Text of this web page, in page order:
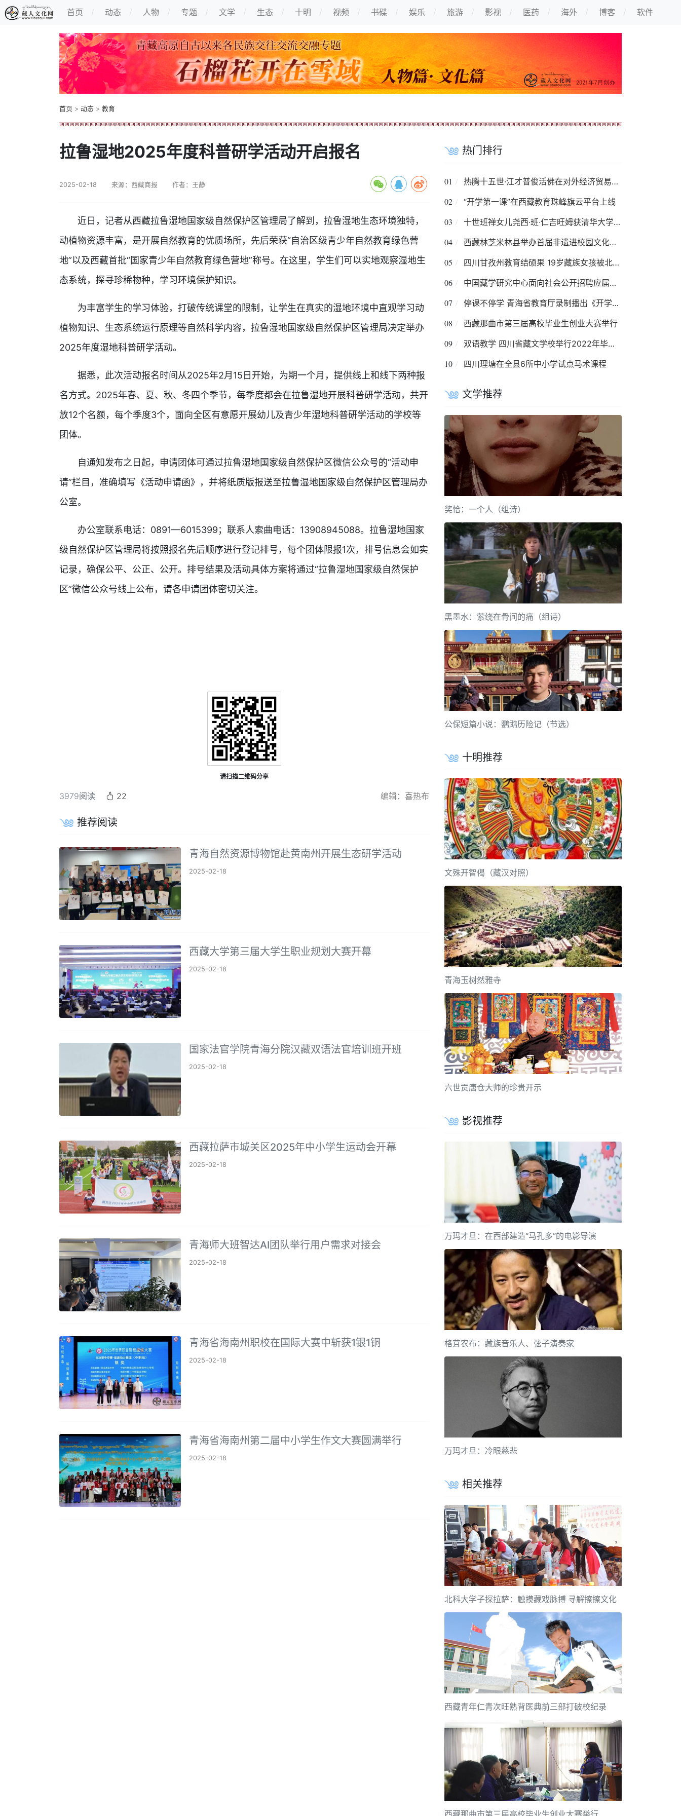
首页 动态 人物 专题 文学 生态 十明 视频 书碟 娱乐 旅游 影视 医药 海外 博客 软件
首页 > 动态 > 教育
拉鲁湿地2025年度科普研学活动开启报名
2025-02-18 来源：西藏商报 作者：王静
近日，记者从西藏拉鲁湿地国家级自然保护区管理局了解到，拉鲁湿地生态环境独特，
动植物资源丰富，是开展自然教育的优质场所，先后荣获“自治区级青少年自然教育绿色营
地”以及西藏首批“国家青少年自然教育绿色营地”称号。在这里，学生们可以实地观察湿地生
态系统，探寻珍稀物种，学习环境保护知识。
为丰富学生的学习体验，打破传统课堂的限制，让学生在真实的湿地环境中直观学习动
植物知识、生态系统运行原理等自然科学内容，拉鲁湿地国家级自然保护区管理局决定举办
2025年度湿地科普研学活动。
据悉，此次活动报名时间从2025年2月15日开始，为期一个月，提供线上和线下两种报
名方式。2025年春、夏、秋、冬四个季节，每季度都会在拉鲁湿地开展科普研学活动，共开
放12个名额，每个季度3个，面向全区有意愿开展幼儿及青少年湿地科普研学活动的学校等
团体。
自通知发布之日起，申请团体可通过拉鲁湿地国家级自然保护区微信公众号的“活动申
请”栏目，准确填写《活动申请函》，并将纸质版报送至拉鲁湿地国家级自然保护区管理局办
公室。
办公室联系电话：0891—6015399；联系人索曲电话：13908945088。拉鲁湿地国家
级自然保护区管理局将按照报名先后顺序进行登记排号，每个团体限报1次，排号信息会如实
记录，确保公平、公正、公开。排号结果及活动具体方案将通过“拉鲁湿地国家级自然保护
区”微信公众号线上公布，请各申请团体密切关注。
请扫描二维码分享
3979阅读 22 编辑：喜热布
推荐阅读
青海自然资源博物馆赴黄南州开展生态研学活动
2025-02-18
西藏大学第三届大学生职业规划大赛开幕
2025-02-18
国家法官学院青海分院汉藏双语法官培训班开班
2025-02-18
西藏拉萨市城关区2025年中小学生运动会开幕
2025-02-18
青海师大班智达AI团队举行用户需求对接会
2025-02-18
青海省海南州职校在国际大赛中斩获1银1铜
2025-02-18
青海省海南州第二届中小学生作文大赛圆满举行
2025-02-18
热门排行
01 热腾十五世·江才普俊活佛在对外经济贸易大学讲座
02 “开学第一课”在西藏教育珠峰旗云平台上线
03 十世班禅女儿尧西·班·仁吉旺姆获清华大学金融学博士学位
04 西藏林芝米林县举办首届非遗进校园文化艺术节
05 四川甘孜州教育结硕果 19岁藏族女孩被北大录取
06 中国藏学研究中心面向社会公开招聘应届高校毕业生
07 停课不停学 青海省教育厅录制播出《开学第一课》
08 西藏那曲市第三届高校毕业生创业大赛举行
09 双语教学 四川省藏文学校举行2022年毕业典礼
10 四川理塘在全县6所中小学试点马术课程
文学推荐
奖恰：一个人（组诗）
黑墨水：萦绕在骨间的痛（组诗）
公保短篇小说：鹦鹉历险记（节选）
十明推荐
文殊开智偈（藏汉对照）
青海玉树然雅寺
六世贡唐仓大师的珍贵开示
影视推荐
万玛才旦：在西部建造“马孔多”的电影导演
格茸农布：藏族音乐人、弦子演奏家
万玛才旦：冷眼慈悲
相关推荐
北科大学子探拉萨：触摸藏戏脉搏 寻解擦擦文化
西藏青年仁青次旺熟背医典前三部打破校纪录
西藏那曲市第三届高校毕业生创业大赛举行